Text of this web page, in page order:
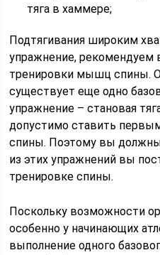
тяга в хаммере;
Подтягивания широким
упражнение, рекомендуем
тренировки мышц спины.
существует еще одно
упражнение – становая
допустимо ставить
спины. Поэтому вы
из этих упражнений вы
тренировке спины.
Поскольку возможности
особенно у начинающих
выполнение одного